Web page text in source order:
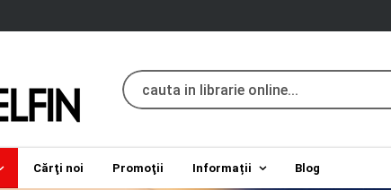
Cărţi noi Promoţii Informații Blog